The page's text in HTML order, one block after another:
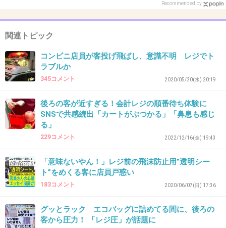
そう思うんだけど、前に沢山買い物した時に後
ろに来た人があからさまにイライラしてて気分
悪かった事ある。
腕組みし出して指を小刻みに動かして無言の
「まだ？」みたいなポーズ。
かったからサッサと済ませたいならセルフ行く
か他の空いてるレジ行けばいいのに、わざわざ
大量買いしてる私の後ろに来てイライラアピ。
その付いてる目は節穴かよと思った、本当に変
な人いるよね。
+60 -3
Recommended by
関連トピック
コンビニ店員が客投げ飛ばし、意識不明 レジでト
ラブルか
345コメント 2020/05/20(水) 20:19
後ろの客が近すぎる！会計レジの順番待ち体験に
SNSで共感続出「カートがぶつかる」「鼻息も感じ
る」
229コメント 2022/12/16(金) 19:43
「意味ないやん！」レジ前の飛沫防止用”透明シー
ト”をめくる客に店員戸惑い
183コメント 2020/06/07(日) 17:36
グッとラック エコバッグに詰めてる間に、後ろの
客から圧力！ 「レジ圧」が話題に